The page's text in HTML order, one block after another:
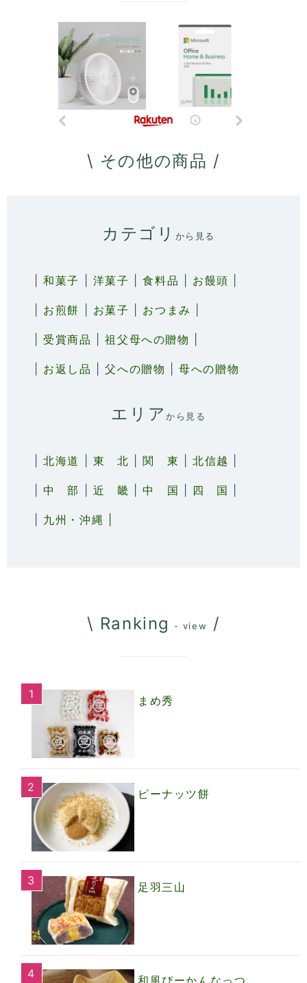
\ その他の商品 /
カテゴリ から見る
|和菓子 洋菓子 |食料品 お饅頭
お煎餅 お菓子 おつまみ
受賞商品 |祖父母への贈物
お返し品 |父への贈物 |母への贈物
エリアから見る
|北海道 東 北 |関 東 |北信越
|中 部 近 畿 |中 国 四 国
九州・沖縄 |
\ Ranking - view /
まめ秀
ピーナッツ餅
足羽三山
和風ぴーかんなっつ